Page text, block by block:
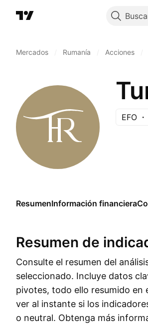
Mercados Rumanía Acciones
EFO
ResumenInformación financiera
Resumen de
Consulte el resumen del
seleccionado. Incluye datos
pivotes, todo ello resumido en
ver al instante si los
o neutral. Obtenga más